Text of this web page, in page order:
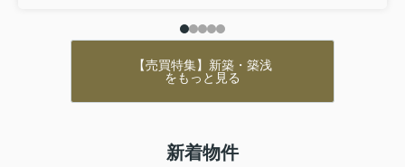
地域に強い当社スタッフまでお問い合わせください。
【売買特集】新築・築浅
をもっと見る
新着物件